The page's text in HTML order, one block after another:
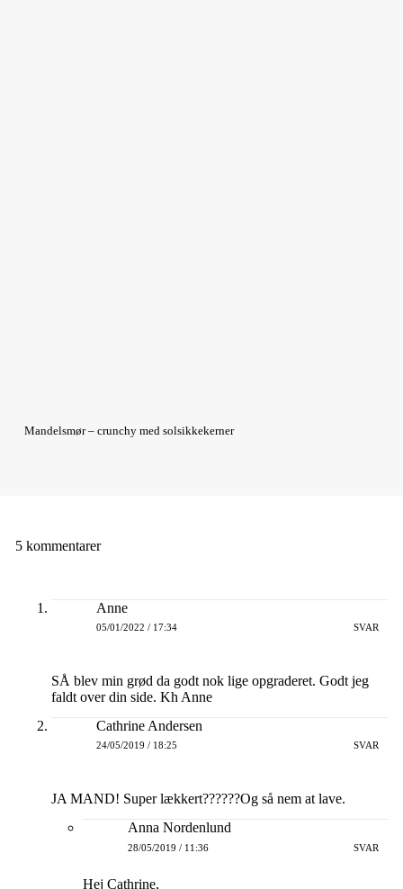
Mandelsmør – crunchy med solsikkekerner
5 kommentarer
Anne
05/01/2022 / 17:34 SVAR
SÅ blev min grød da godt nok lige opgraderet. Godt jeg
faldt over din side. Kh Anne
Cathrine Andersen
24/05/2019 / 18:25 SVAR
JA MAND! Super lækkert??????Og så nem at lave.
Anna Nordenlund
28/05/2019 / 11:36 SVAR
Hej Cathrine,